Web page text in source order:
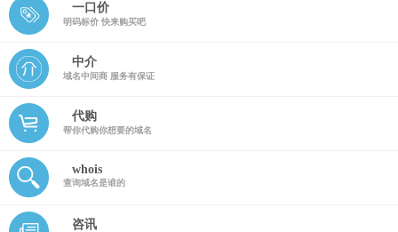
一口价
明码标价 快来购买吧
中介
域名中间商 服务有保证
代购
帮你代购你想要的域名
whois
查询域名是谁的
咨讯